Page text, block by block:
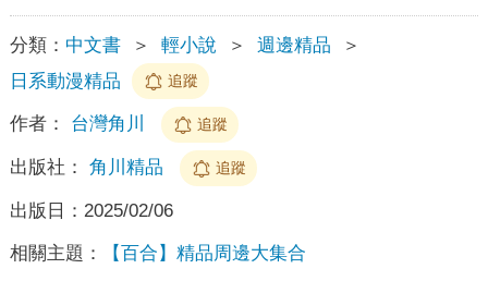
分類： 中文書 ＞ 輕小說 ＞ 週邊精品
＞
日系動漫精品
追蹤
作者： 台灣角川 追蹤
出版社： 角川精品 追蹤
出版日： 2025/02/06
相關主題： 【百合】精品周邊大集合